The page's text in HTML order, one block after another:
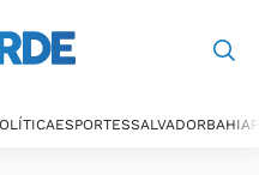
ESPORTESSALVADORBAHIA